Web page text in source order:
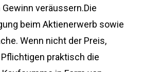
veräussern.Die
beim Aktienerwerb sowie
Wenn nicht der Preis,
praktisch die